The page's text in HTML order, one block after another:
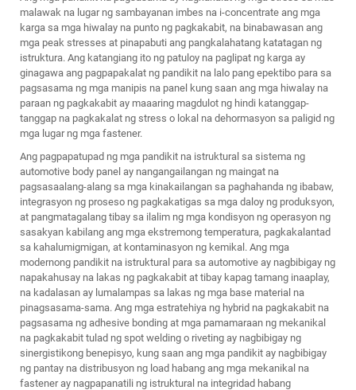
malawak na lugar ng sambayanan imbes na i-concentrate ang mga
karga sa mga hiwalay na punto ng pagkakabit, na binabawasan ang
mga peak stresses at pinapabuti ang pangkalahatang katatagan ng
istruktura. Ang katangiang ito ng patuloy na paglipat ng karga ay
ginagawa ang pagpapakalat ng pandikit na lalo pang epektibo para sa
pagsasama ng mga manipis na panel kung saan ang mga hiwalay na
paraan ng pagkakabit ay maaaring magdulot ng hindi katanggap-
tanggap na pagkakalat ng stress o lokal na dehormasyon sa paligid ng
mga lugar ng mga fastener.
Ang pagpapatupad ng mga pandikit na istruktural sa sistema ng
automotive body panel ay nangangailangan ng maingat na
pagsasaalang-alang sa mga kinakailangan sa paghahanda ng ibabaw,
integrasyon ng proseso ng pagkakatigas sa mga daloy ng produksyon,
at pangmatagalang tibay sa ilalim ng mga kondisyon ng operasyon ng
sasakyan kabilang ang mga ekstremong temperatura, pagkakalantad
sa kahalumigmigan, at kontaminasyon ng kemikal. Ang mga
modernong pandikit na istruktural para sa automotive ay nagbibigay ng
napakahusay na lakas ng pagkakabit at tibay kapag tamang inaaplay,
na kadalasan ay lumalampas sa lakas ng mga base material na
pinagsasama-sama. Ang mga estratehiya ng hybrid na pagkakabit na
pagsasama ng adhesive bonding at mga pamamaraan ng mekanikal
na pagkakabit tulad ng spot welding o riveting ay nagbibigay ng
sinergistikong benepisyo, kung saan ang mga pandikit ay nagbibigay
ng pantay na distribusyon ng load habang ang mga mekanikal na
fastener ay nagpapanatili ng istruktural na integridad habang